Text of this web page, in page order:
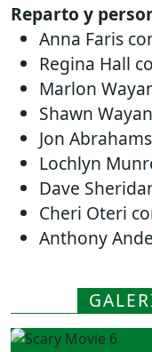
Reparto y
Anna Faris
Regina Hall
Marlon
Shawn
Jon
Lochlyn
Dave
Cheri Oteri
Anthony